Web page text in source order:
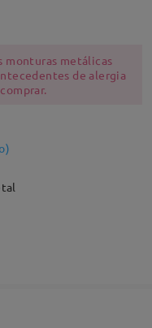
monturas metálicas
de alergia
)